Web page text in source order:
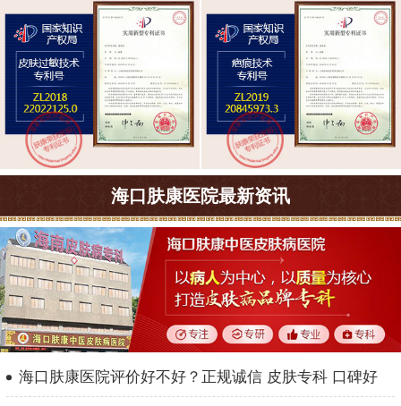
海口肤康医院最新资讯
海口肤康医院评价好不好？正规诚信 皮肤专科 口碑好